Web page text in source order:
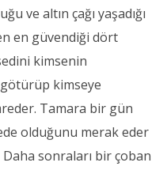
ve altın çağı yaşadığı
en güvendiği dört
kimsenin
kimseye
Tamara bir gün
olduğunu merak eder
sonraları bir çoban